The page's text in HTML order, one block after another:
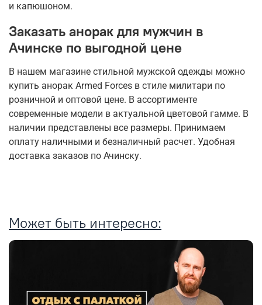
и капюшоном.
Заказать анорак для мужчин в
Ачинске по выгодной цене
В нашем магазине стильной мужской одежды можно
купить анорак Armed Forces в стиле милитари по
розничной и оптовой цене. В ассортименте
современные модели в актуальной цветовой гамме. В
наличии представлены все размеры. Принимаем
оплату наличными и безналичный расчет. Удобная
доставка заказов по Ачинску.
Может быть интересно: